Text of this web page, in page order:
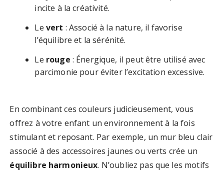
incite à la créativité.
Le vert : Associé à la nature, il favorise
l’équilibre et la sérénité.
Le rouge : Énergique, il peut être utilisé avec
parcimonie pour éviter l’excitation excessive.
En combinant ces couleurs judicieusement, vous
offrez à votre enfant un environnement à la fois
stimulant et reposant. Par exemple, un mur bleu clair
associé à des accessoires jaunes ou verts crée un
équilibre harmonieux. N’oubliez pas que les motifs